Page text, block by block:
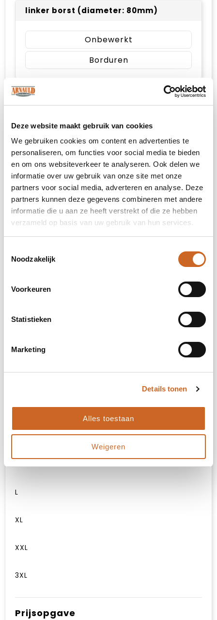
Deze website maakt gebruik van cookies
We gebruiken cookies om content en advertenties te
personaliseren, om functies voor social media te bieden
en om ons websiteverkeer te analyseren. Ook delen we
informatie over uw gebruik van onze site met onze
partners voor social media, adverteren en analyse. Deze
partners kunnen deze gegevens combineren met andere
informatie die u aan ze heeft verstrekt of die ze hebben
verzameld op basis van uw gebruik van hun services.
Noodzakelijk
Voorkeuren
Statistieken
Marketing
Details tonen
Alles toestaan
Weigeren
linker borst (diameter: 80mm)
Onbewerkt
Borduren
Onbewerkt
Borduren
impact hoog op de achterzijde (50x100mm)
Onbewerkt
Borduren
3. Kies je maat
XS
S
M
L
XL
XXL
3XL
Prijsopgave